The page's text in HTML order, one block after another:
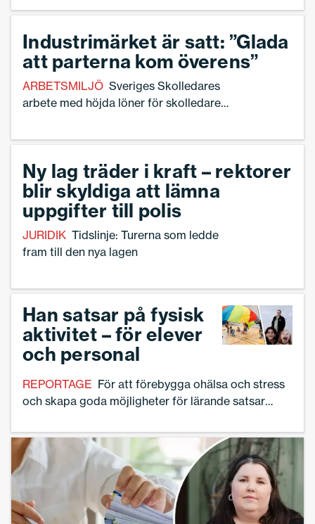
Industrimärket är satt: ”Glada
att parterna kom överens”
ARBETSMILJÖ Sveriges Skolledares
arbete med höjda löner för skolledare
Ny lag träder i kraft – rektorer
blir skyldiga att lämna
uppgifter till polis
JURIDIK Tidslinje: Turerna som ledde
fram till den nya lagen
Han satsar på fysisk
aktivitet – för elever
och personal
REPORTAGE För att förebygga ohälsa och stress
och skapa goda möjligheter för lärande satsar
fysisk aktivitet för elever och personal.